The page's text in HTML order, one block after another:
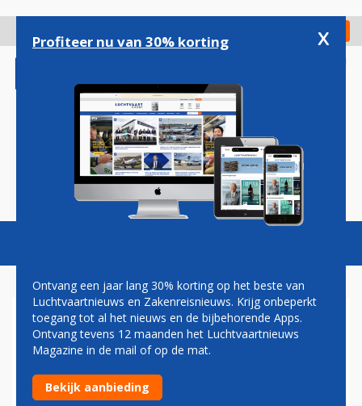
gaan
Check in
Magazine Podcasts Vacatures
AERODYNAMICS
APG Netherlands is bevestigd als deelnemer
Zakenreis Conference 2023
Profiteer nu van 30% korting x
Ontvang een jaar lang 30% korting op het beste van
Luchtvaartnieuws en Zakenreisnieuws. Krijg onbeperkt
toegang tot al het nieuws en de bijbehorende Apps.
Ontvang tevens 12 maanden het Luchtvaartnieuws
Magazine in de mail of op de mat.
Bekijk aanbieding